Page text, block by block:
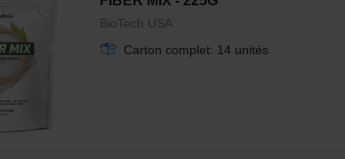
BioTech USA
Carton complet: 14 unités